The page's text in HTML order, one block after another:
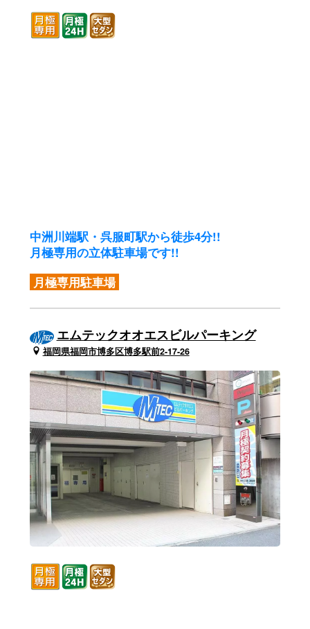
中洲川端駅・呉服町駅から徒歩4分!!
月極専用の立体駐車場です!!
月極専用駐車場
エムテックオオエスビルパーキング
福岡県福岡市博多区博多駅前2-17-26